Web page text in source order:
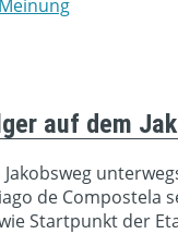
auf dem
de Compostela
Startpunkt der